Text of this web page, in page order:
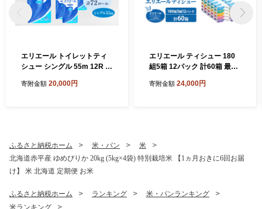
エリエール トイレットティ
シュー シングル 55m 12R 6
以内配送 最短配送 まとめ買
寄附金額 20,000円
エリエール ティシュー 180
組5箱 12パック 計60箱 最短
シュ ボックスティッシュ ま
寄附金額 24,000円
ふるさと納税ホーム 米・パン
米
北海道赤平産 ゆめぴりか 20kg (5kg×4袋) 特別栽培米 【1ヵ月おきに6回お届
け】 米 北海道 定期便 お米
ふるさと納税ホーム ランキング
米・パンランキング